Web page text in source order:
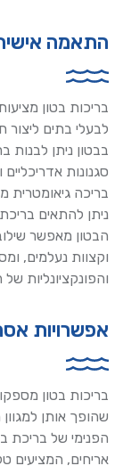
התאמה
בריכות בטון
לבעלי בתים ליצור
בבטון ניתן
סגנונות
בריכה גיאומטרית
ניתן להתאים
הבטון מאפשר
וקצוות נעלמים,
והפונקציונליות
אפשרויות
בריכות בטון
שהופך אותן
הפנימי של בריכת
אריחים, המציעים